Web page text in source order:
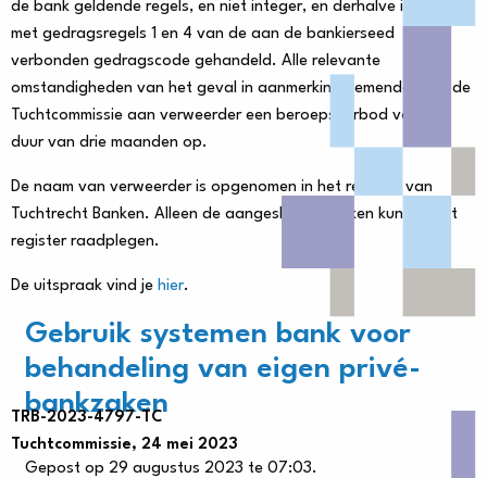
de bank geldende regels, en niet integer, en derhalve in strijd
met gedragsregels 1 en 4 van de aan de bankierseed
verbonden gedragscode gehandeld. Alle relevante
omstandigheden van het geval in aanmerking nemende, legt de
Tuchtcommissie aan verweerder een beroepsverbod voor de
duur van drie maanden op.
De naam van verweerder is opgenomen in het register van
Tuchtrecht Banken. Alleen de aangesloten banken kunnen het
register raadplegen.
De uitspraak vind je hier.
Gebruik systemen bank voor
behandeling van eigen privé-
bankzaken
Gepost op 29 augustus 2023 te 07:03.
TRB-2023-4797-TC
Tuchtcommissie, 24 mei 2023